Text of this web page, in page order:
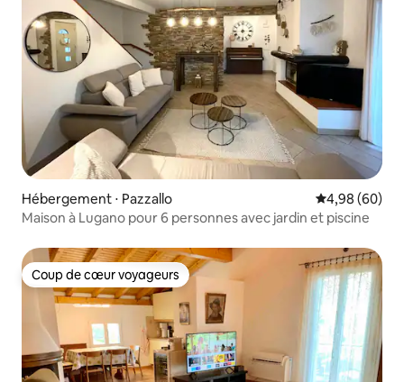
Hébergement ⋅ Pazzallo Évaluation
4,98 (60)
Maison à Lugano pour 6 personnes avec jardin et piscine
Coup de cœur voyageurs
Coup de cœur voyageurs